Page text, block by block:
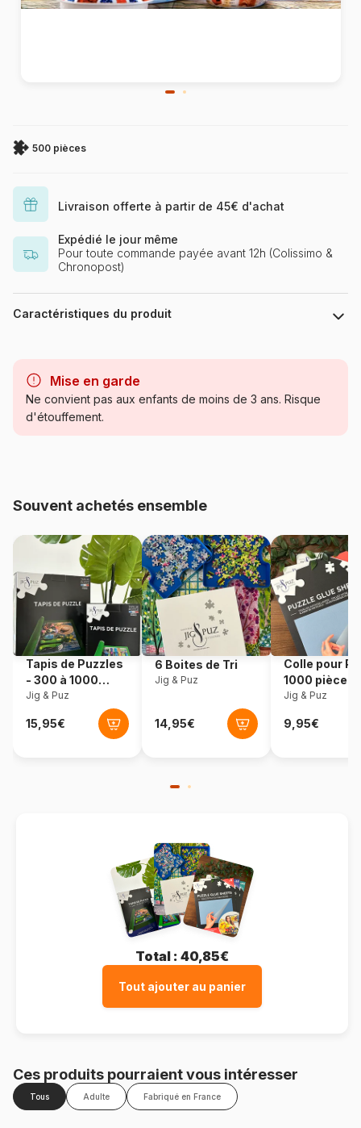
500 pièces
Livraison offerte à partir de 45€ d'achat
Expédié le jour même
Pour toute commande payée avant 12h (Colissimo &
Chronopost)
Caractéristiques du produit
Catégorie
Provenance Pologne
Castorland-52356
EAN 5904438052356
Nombre de pièces 500 pièces
Dimensions 47 x 33 cm
Mise en garde
Ne convient pas aux enfants de moins de 3 ans. Risque
d'étouffement.
Souvent achetés ensemble
Tapis de Puzzles
- 300 à 1000
pièces
Jig & Puz
6 Boites de Tri
Jig & Puz
Colle pour
1000 pièces
Jig & Puz
Total : 40,85€
Tout ajouter au panier
Ces produits pourraient vous intéresser
Tous Adulte Fabriqué en France